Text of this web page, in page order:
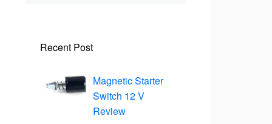
Recent Post
Magnetic Starter
Switch 12 V
Review